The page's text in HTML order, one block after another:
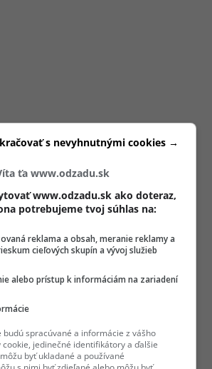
ťa www.odzadu.sk
www.odzadu.sk ako doteraz,
potrebujeme tvoj súhlas na:
reklama a obsah, meranie reklamy a
cieľových skupín a vývoj služieb
alebo prístup k informáciám na zariadení
budú spracúvané a informácie z vášho
jedinečné identifikátory a ďalšie
byť ukladané a používané
s nevyhnutnými cookies →